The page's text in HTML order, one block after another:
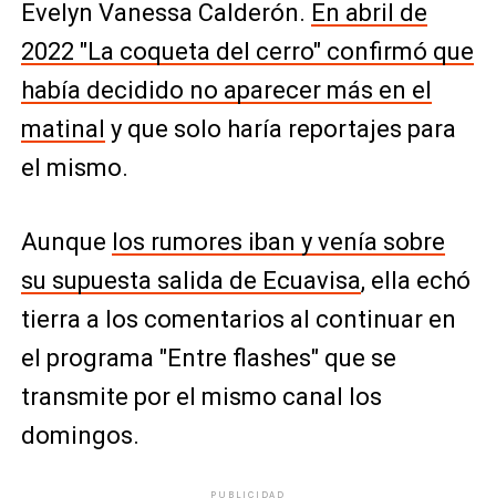
Evelyn Vanessa Calderón. En abril de
2022 "La coqueta del cerro" confirmó que
había decidido no aparecer más en el
matinal y que solo haría reportajes para
el mismo.
Aunque los rumores iban y venía sobre
su supuesta salida de Ecuavisa, ella echó
tierra a los comentarios al continuar en
el programa "Entre flashes" que se
transmite por el mismo canal los
domingos.
PUBLICIDAD